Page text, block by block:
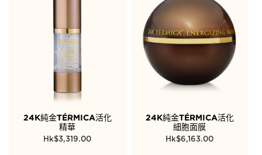
24K純金TÉRMICA活化
精華
$3,319.00
24K純金TÉRMICA活化
細胞面膜
$6,163.00